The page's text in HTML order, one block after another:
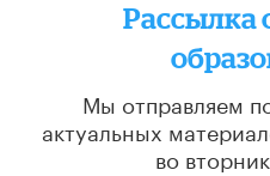
Рассылка
Мы отправляем
актуальных
во